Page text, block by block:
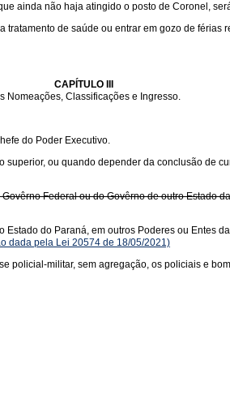
ainda não haja atingido o posto de Coronel,
de saúde ou entrar em gozo de
CAPÍTULO III
Nomeações, Classificações e Ingresso.
do Poder Executivo.
ou quando depender da conclusão de
Federal ou do Govêrno de outro Estado
do Paraná, em outros Poderes ou Entes
dada pela Lei 20574 de 18/05/2021)
policial-militar, sem agregação, os policiais e